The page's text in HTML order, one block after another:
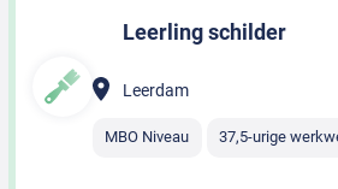
Leerling schilder
Leerdam
MBO Niveau 37,5-urige